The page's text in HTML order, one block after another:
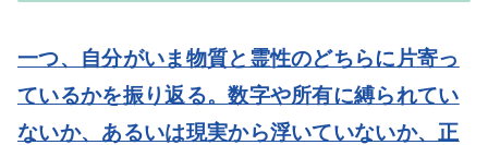
一つ、自分がいま物質と霊性のどちらに片寄っ
ているかを振り返る。数字や所有に縛られてい
ないか、あるいは現実から浮いていないか、正